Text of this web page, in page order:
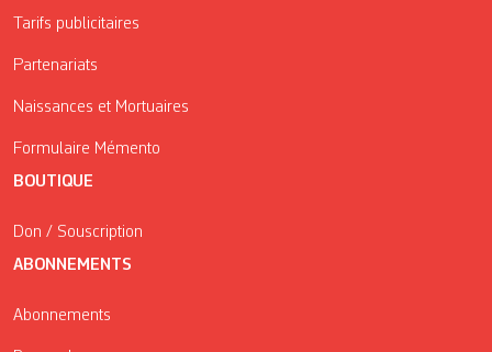
Tarifs publicitaires
Partenariats
Naissances et Mortuaires
Formulaire Mémento
BOUTIQUE
Don / Souscription
ABONNEMENTS
Abonnements